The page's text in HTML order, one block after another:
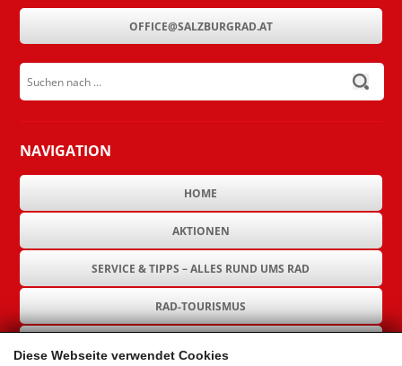
Diese Webseite verwendet Cookies
OFFICE@SALZBURGRAD.AT
submit
NAVIGATION
HOME
AKTIONEN
SERVICE & TIPPS – ALLES RUND UMS RAD
RAD-TOURISMUS